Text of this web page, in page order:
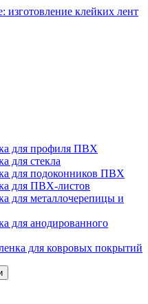
для профиля ПВХ
для стекла
для подоконников ПВХ
для ПВХ-листов
для металлочерепицы и
для анодированного
для ковровых покрытий